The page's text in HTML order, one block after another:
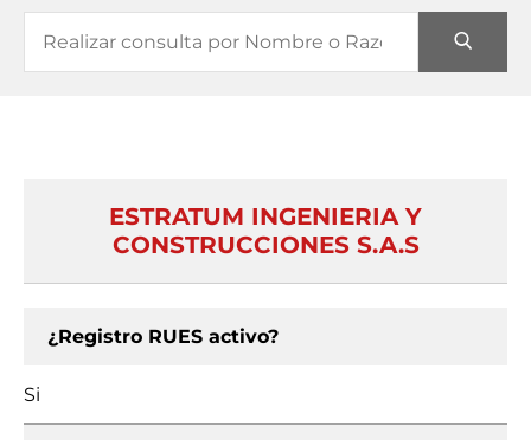
ESTRATUM INGENIERIA Y
CONSTRUCCIONES S.A.S
¿Registro RUES activo?
Si